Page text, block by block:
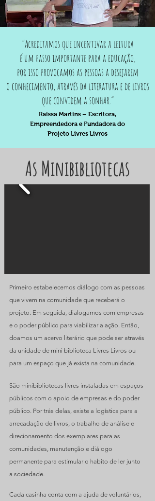
As Minibibliotecas
Primeiro estabelecemos diálogo com as pessoas
que vivem na comunidade que receberá o
projeto. Em seguida, dialogamos com empresas
e o poder público para viabilizar a ação. Então,
doamos um acervo literário que pode ser através
da unidade de mini biblioteca Livres Livros ou
para um espaço que já exista na comunidade.
São minibibliotecas livres instaladas em espaços
públicos com o apoio de empresas e do poder
público. Por trás delas, existe a logística para a
arrecadação de livros, o trabalho de análise e
direcionamento dos exemplares para as
comunidades, manutenção e diálogo
permanente para estimular o habito de ler junto
a sociedade.
Cada casinha conta com a ajuda de voluntários,
“Acreditamos que incentivar a leitura
é um passo importante para a educação,
por isso provocamos as pessoas a desejarem
o conhecimento, através da literatura e de livros
que convidem a sonhar.”
Raissa Martins – Escritora,
Empreendedora e Fundadora do
Projeto Livres Livros